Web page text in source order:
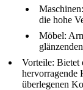
Maschinen
die hohe
Möbel:
Vorteile: Bietet
hervorragende
überlegenen